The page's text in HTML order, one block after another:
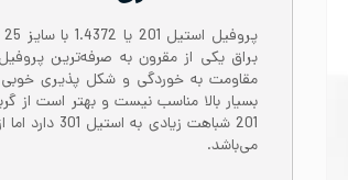
مقاومت به خوردگی و شکل پذیری خوبی
می‌باشد.